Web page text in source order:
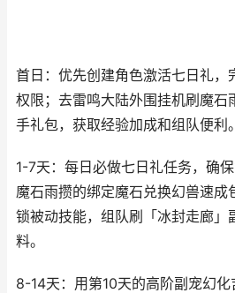
首日：优先创建角色激活七日礼，
权限；去雷鸣大陆外围挂机刷魔石
手礼包，获取经验加成和组队便利。
1-7天：每日必做七日礼任务，确
魔石雨攒的绑定魔石兑换幻兽速成
锁被动技能，组队刷「冰封走廊」
料。
8-14天：用第10天的高阶副宠幻